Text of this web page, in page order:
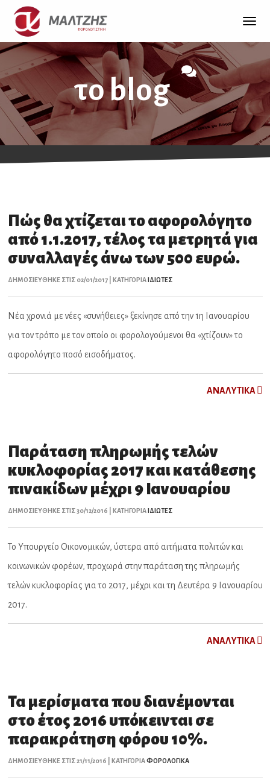
Προφίλ, Ιστορικό Πελάτες
Επικοινωνία
ΥΠΗΡΕΣΙΕΣ
ΕΠΙΧΕΙΡΗΣΕΙΣ
IΔΙΩΤΕΣ
ΧΡΗΣΙΜΑ
το blog
Πώς θα χτίζεται το αφορολόγητο
από 1.1.2017, τέλος τα μετρητά για
συναλλαγές άνω των 500 ευρώ.
ΔΗΜΟΣΙΕΥΘΗΚΕ ΣΤΙΣ 02/01/2017 | ΚΑΤΗΓΟΡΙΑΙΔΙΩΤΕΣ
Νέα χρονιά με νέες «συνήθειες» ξεκίνησε από την 1η Ιανουαρίου
για τον τρόπο με τον οποίο οι φορολογούμενοι θα «χτίζουν» το
αφορολόγητο ποσό εισοδήματος.
ΑNAΛYTIKA
Παράταση πληρωμής τελών
κυκλοφορίας 2017 και κατάθεσης
πινακίδων μέχρι 9 Ιανουαρίου
ΔΗΜΟΣΙΕΥΘΗΚΕ ΣΤΙΣ 30/12/2016 | ΚΑΤΗΓΟΡΙΑΙΔΙΩΤΕΣ
Το Υπουργείο Οικονομικών, ύστερα από αιτήματα πολιτών και
κοινωνικών φορέων, προχωρά στην παράταση της πληρωμής
τελών κυκλοφορίας για το 2017, μέχρι και τη Δευτέρα 9 Ιανουαρίου
2017.
ΑNAΛYTIKA
Τα μερίσματα που διανέμονται
στο έτος 2016 υπόκεινται σε
παρακράτηση φόρου 10%.
ΔΗΜΟΣΙΕΥΘΗΚΕ ΣΤΙΣ 21/11/2016 | ΚΑΤΗΓΟΡΙΑΦΟΡΟΛΟΓΙΚΑ